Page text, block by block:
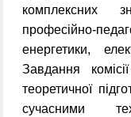
комплексних
професійно-
енергетики,
Завдання
теоретичної
сучасними